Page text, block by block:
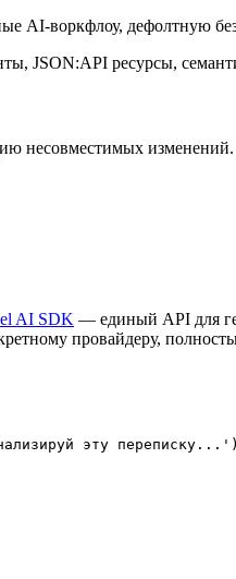
AI-воркфлоу, дефолтную
JSON:API ресурсы,
несовместимых
AI SDK — единый API для
провайдеру,
эту